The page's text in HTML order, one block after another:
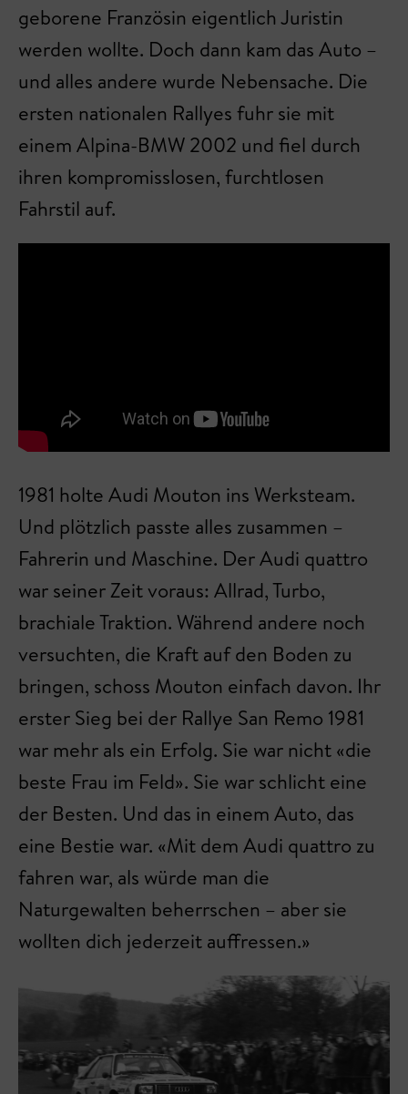
geborene Französin eigentlich Juristin
werden wollte. Doch dann kam das Auto –
und alles andere wurde Nebensache. Die
ersten nationalen Rallyes fuhr sie mit
einem Alpina-BMW 2002 und fiel durch
ihren kompromisslosen, furchtlosen
Fahrstil auf.
1981 holte Audi Mouton ins Werksteam.
Und plötzlich passte alles zusammen –
Fahrerin und Maschine. Der Audi quattro
war seiner Zeit voraus: Allrad, Turbo,
brachiale Traktion. Während andere noch
versuchten, die Kraft auf den Boden zu
bringen, schoss Mouton einfach davon. Ihr
erster Sieg bei der Rallye San Remo 1981
war mehr als ein Erfolg. Sie war nicht «die
beste Frau im Feld». Sie war schlicht eine
der Besten. Und das in einem Auto, das
eine Bestie war. «Mit dem Audi quattro zu
fahren war, als würde man die
Naturgewalten beherrschen – aber sie
wollten dich jederzeit auffressen.»